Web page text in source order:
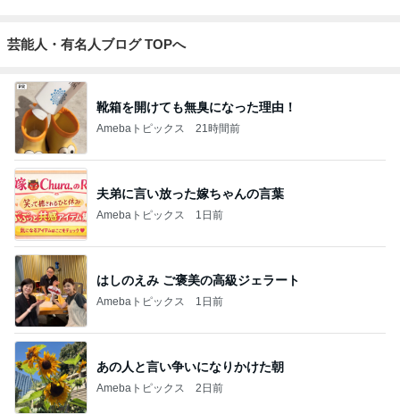
芸能人・有名人ブログ TOPへ
靴箱を開けても無臭になった理由！
Amebaトピックス 21時間前
夫弟に言い放った嫁ちゃんの言葉
Amebaトピックス 1日前
はしのえみ ご褒美の高級ジェラート
Amebaトピックス 1日前
あの人と言い争いになりかけた朝
Amebaトピックス 2日前